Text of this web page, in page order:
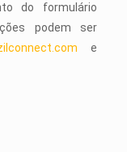
do formulário
podem ser
e